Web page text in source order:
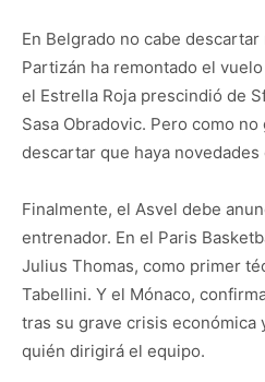
En Belgrado no cabe
Partizán ha remontado el
el Estrella Roja prescindió de
Sasa Obradovic. Pero como
descartar que haya novedades
Finalmente, el Asvel debe
entrenador. En el Paris
Julius Thomas, como primer
Tabellini. Y el Mónaco,
tras su grave crisis económica
quién dirigirá el equipo.